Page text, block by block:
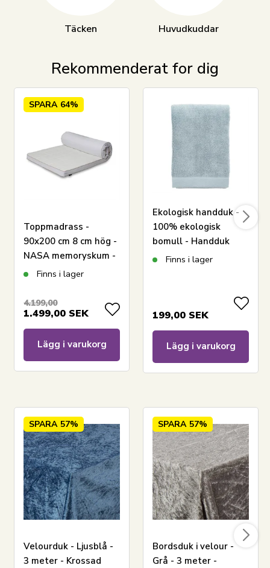
Täcken Huvudkuddar
Rekommenderat for dig
SPARA 64%
Toppmadrass -
90x200 cm 8 cm hög -
NASA memoryskum -
Borg Living -
toppmadrass
Finns i lager
4.199,00
1.499,00 SEK
Lägg i varukorg
Ekologisk handduk -
100% ekologisk
bomull - Handduk
ljusblå 50x100 cm -
Finns i lager
199,00 SEK
Lägg i varukorg
SPARA 57%
Velourduk - Ljusblå -
3 meter - Krossad
SPARA 57%
Bordsduk i velour -
Grå - 3 meter -